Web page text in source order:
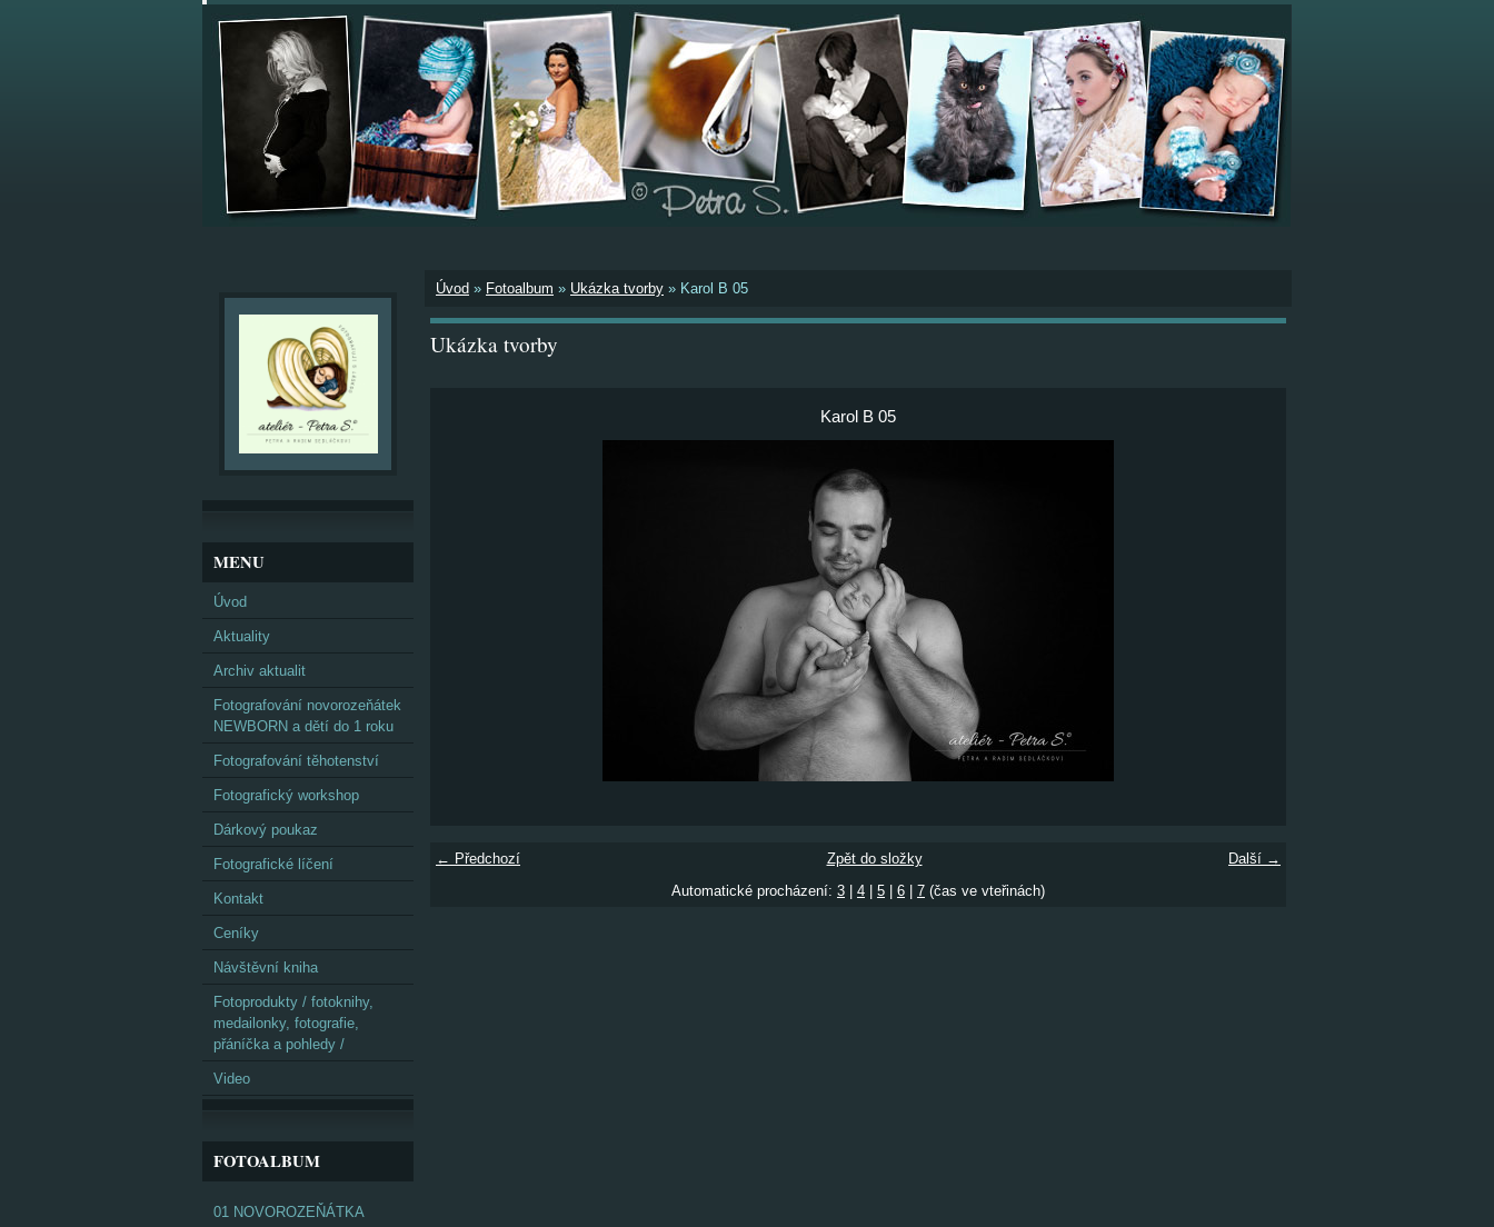
Úvod » Fotoalbum » Ukázka tvorby » Karol B 05
Ukázka tvorby
Karol B 05
← Předchozí Další →
Zpět do složky
Automatické procházení: 3 4 5 6 7 (čas ve vteřinách)
MENU
Úvod
Aktuality
Archiv aktualit
Fotografování novorozeňátek
NEWBORN a dětí do 1 roku
Fotografování těhotenství
Fotografický workshop
Dárkový poukaz
Fotografické líčení
Kontakt
Ceníky
Návštěvní kniha
Fotoprodukty / fotoknihy,
medailonky, fotografie,
přáníčka a pohledy /
Video
FOTOALBUM
01 NOVOROZEŇÁTKA